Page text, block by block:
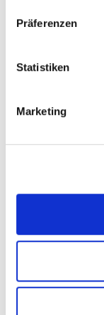
Präferenzen
Statistiken
Marketing
aufgestellten
Übermittlung
Adresslisten
werden.
technische
Das EDÖB
Leitfaden
des
Formatzur
Benennung